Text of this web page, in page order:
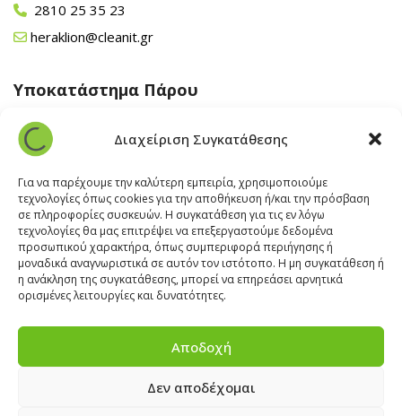
Διαχείριση Συγκατάθεσης
Για να παρέχουμε την καλύτερη εμπειρία, χρησιμοποιούμε
τεχνολογίες όπως cookies για την αποθήκευση ή/και την πρόσβαση
σε πληροφορίες συσκευών. Η συγκατάθεση για τις εν λόγω
τεχνολογίες θα μας επιτρέψει να επεξεργαστούμε δεδομένα
προσωπικού χαρακτήρα, όπως συμπεριφορά περιήγησης ή
μοναδικά αναγνωριστικά σε αυτόν τον ιστότοπο. Η μη συγκατάθεση ή
η ανάκληση της συγκατάθεσης, μπορεί να επηρεάσει αρνητικά
ορισμένες λειτουργίες και δυνατότητες.
Αποδοχή
Δεν αποδέχομαι
2810 25 35 23
heraklion@cleanit.gr
Υποκατάστημα Πάρου
Άγιος Βλάσης Αρχίλοχος, Πάρος 84400
22840 43 163
paros@cleanit.gr
Υποκατάστημα Σαντορίνης
Έξω Γωνία, Σαντορίνη847 00
22860 22322